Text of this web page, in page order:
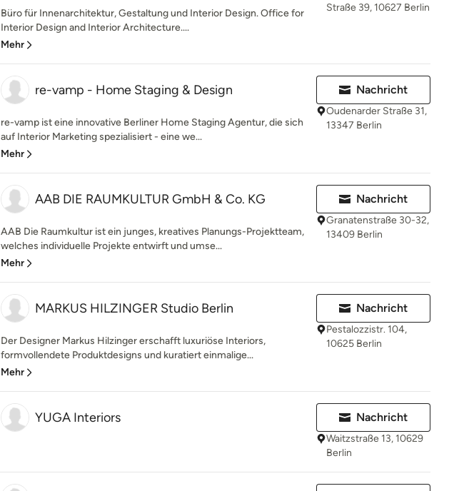
Büro für Innenarchitektur, Gestaltung und Interior Design. Office for
Interior Design and Interior Architecture....
Mehr
Straße 39, 10627 Berlin
re-vamp - Home Staging & Design
re-vamp ist eine innovative Berliner Home Staging Agentur, die sich
auf Interior Marketing spezialisiert - eine we...
Mehr
Nachricht
Oudenarder Straße 31,
13347 Berlin
AAB DIE RAUMKULTUR GmbH & Co. KG
AAB Die Raumkultur ist ein junges, kreatives Planungs-Projektteam,
welches individuelle Projekte entwirft und umse...
Mehr
Nachricht
Granatenstraße 30-32,
13409 Berlin
MARKUS HILZINGER Studio Berlin
Der Designer Markus Hilzinger erschafft luxuriöse Interiors,
formvollendete Produktdesigns und kuratiert einmalige...
Mehr
Nachricht
Pestalozzistr. 104,
10625 Berlin
YUGA Interiors Nachricht
Waitzstraße 13, 10629
Berlin